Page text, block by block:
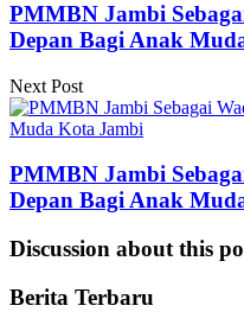
PMMBN Jambi
Depan Bagi Anak
Next Post
PMMBN Jambi
Depan Bagi Anak
Discussion about this
Berita Terbaru